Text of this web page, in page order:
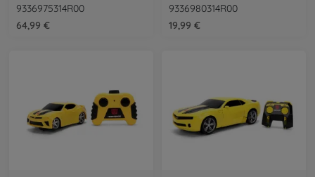
9336975314R00
64,99 €
9336980314R00
19,99 €